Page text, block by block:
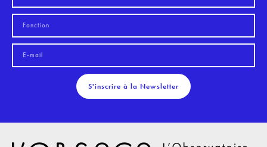
S'inscrire à la Newsletter